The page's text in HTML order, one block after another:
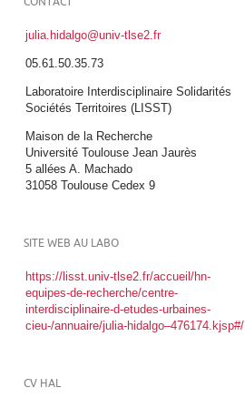
julia.hidalgo@univ-tlse2.fr
05.61.50.35.73
Laboratoire Interdisciplinaire Solidarités
Sociétés Territoires (LISST)
Maison de la Recherche
Université Toulouse Jean Jaurès
5 allées A. Machado
31058 Toulouse Cedex 9
SITE WEB AU LABO
https://lisst.univ-tlse2.fr/accueil/hn-
equipes-de-recherche/centre-
interdisciplinaire-d-etudes-urbaines-
cieu-/annuaire/julia-hidalgo–476174.kjsp#/
CV HAL